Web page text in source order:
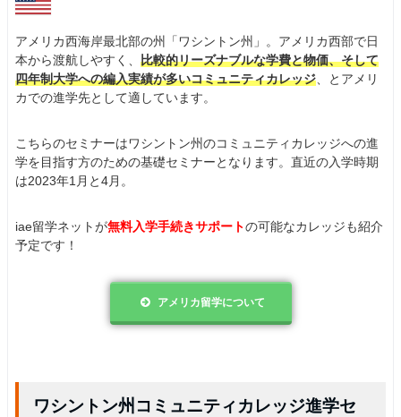
アメリカ西海岸最北部の州「ワシントン州」。アメリカ西部で日
本から渡航しやすく、 比較的リーズナブルな学費と物価、そして
四年制大学への編入実績が多いコミュニティカレッジ、とアメリ
カでの進学先として適しています。
こちらのセミナーはワシントン州のコミュニティカレッジへの進
学を目指す方のための基礎セミナーとなります。直近の入学時期
は2023年1月と4月。
iae留学ネットが無料入学手続きサポートの可能なカレッジも紹介
予定です！
アメリカ留学について
ワシントン州コミュニティカレッジ進学セ